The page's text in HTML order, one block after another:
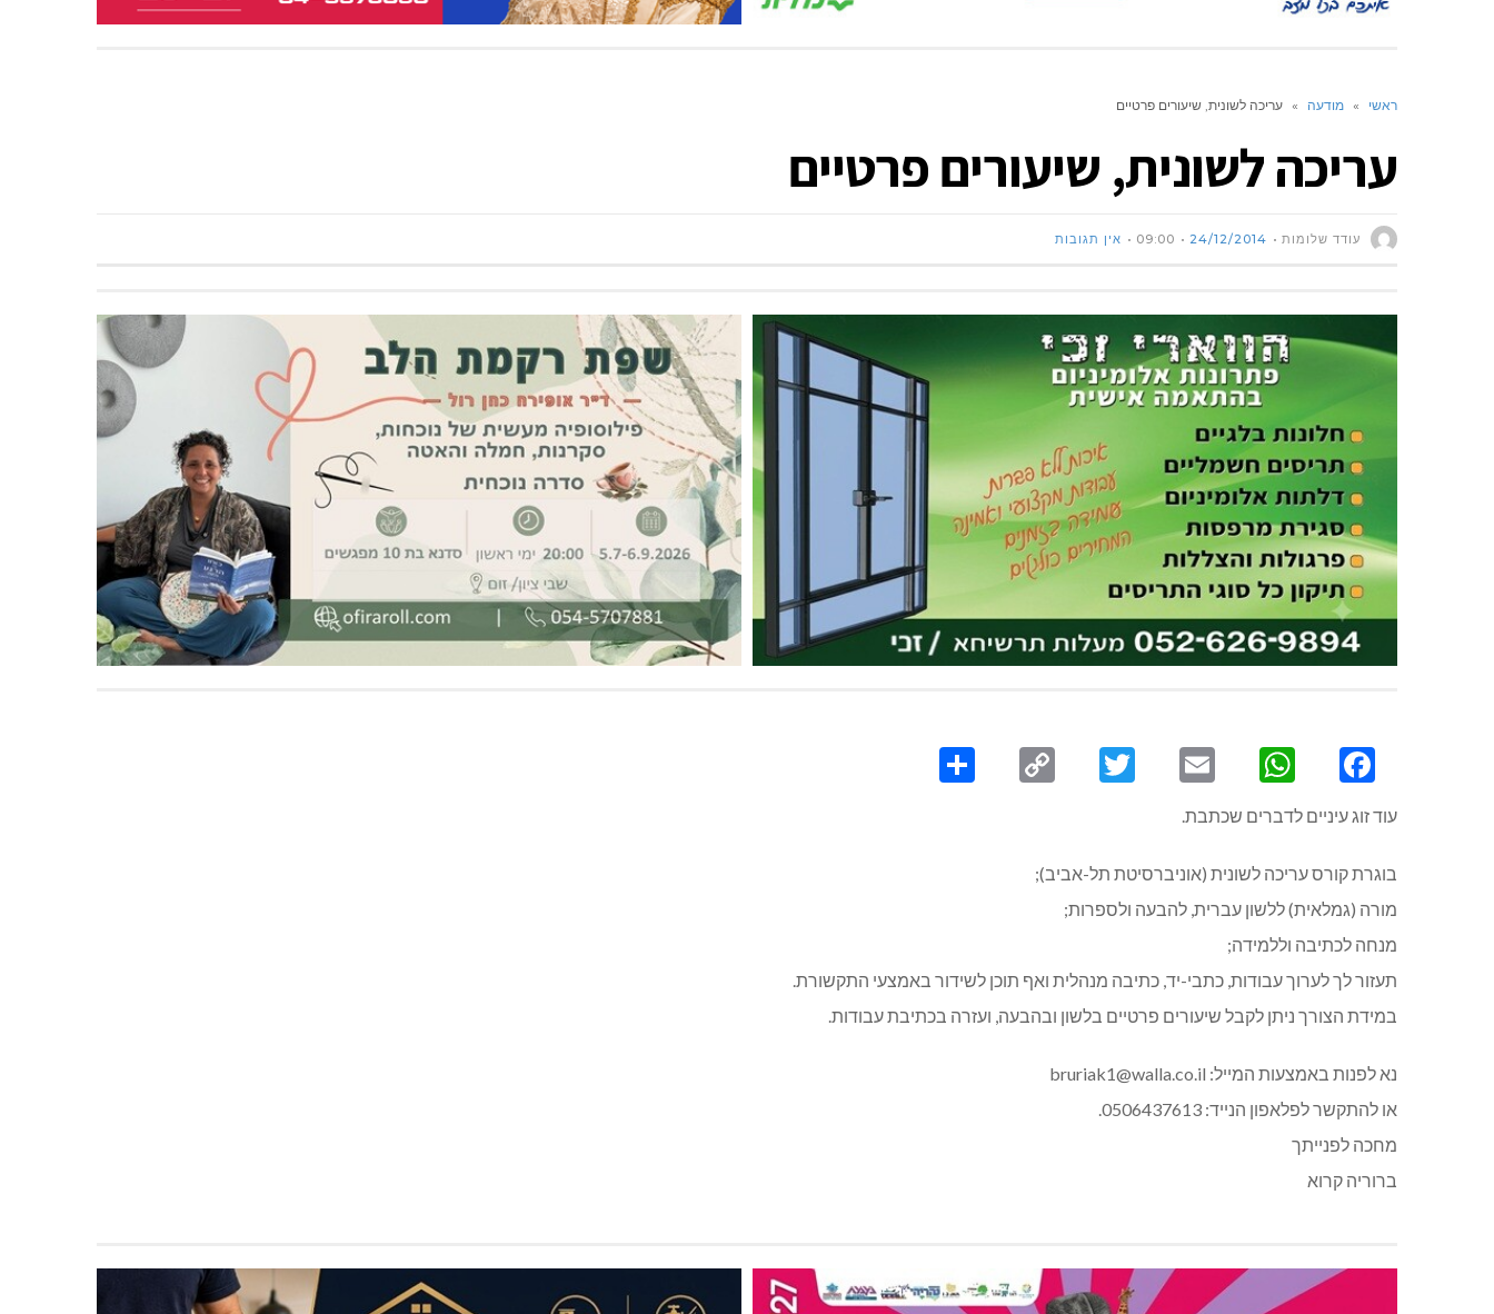
ראשי » מודעה » עריכה לשונית, שיעורים פרטיים
עריכה לשונית, שיעורים פרטיים
עודד שלומות 24/12/2014
09:00 אין תגובות
Facebook
WhatsApp
Email
Twitter
Copy
עוד זוג עיניים לדברים שכתבת.
בוגרת קורס עריכה לשונית (אוניברסיטת תל-אביב);
מורה (גמלאית) ללשון עברית, להבעה ולספרות;
מנחה לכתיבה וללמידה;
תעזור לך לערוך עבודות, כתבי-יד, כתיבה מנהלית ואף תוכן לשידור באמצעי התקשורת.
במידת הצורך ניתן לקבל שיעורים פרטיים בלשון ובהבעה, ועזרה בכתיבת עבודות.
נא לפנות באמצעות המייל: bruriak1@walla.co.il
או להתקשר לפלאפון הנייד: 0506437613.
מחכה לפנייתך
ברוריה קרוא